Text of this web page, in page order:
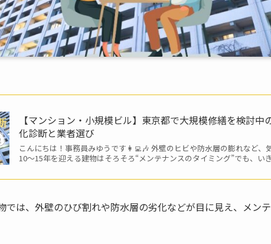
【マンション・小規模ビル】東京都で大規模修繕を検討中
化診断と業者選び
こんにちは！事務員みゆうです👩‍💻🎶 外壁のヒビや防水層の膨れなど、
10〜15年を迎える建物はそろそろ“メンテナンスのタイミング”でも、い
では、外壁のひび割れや防水層の劣化などが目に見え、メン